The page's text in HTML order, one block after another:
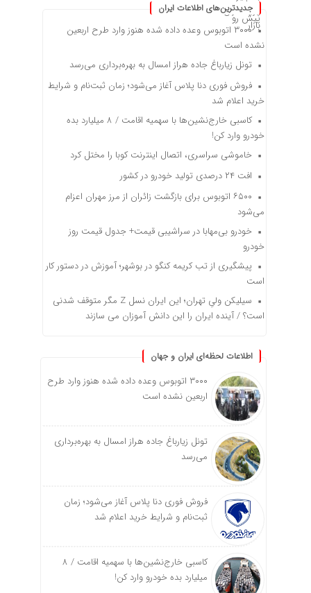
جدیدترین‌های اطلاعات ایران
۳۰۰۰ اتوبوس وعده داده شده هنوز وارد طرح اربعین
نشده است
تونل زیارباغ جاده هراز امسال به بهره‌برداری می‌رسد
فروش فوری دنا پلاس آغاز می‌شود؛ زمان ثبت‌نام و شرایط
خرید اعلام شد
کاسبی خارج‌نشین‌ها با سهمیه اقامت / ۸ میلیارد بده
خودرو وارد کن!
خاموشی سراسری، اتصال اینترنت کوبا را مختل کرد
افت ۲۴ درصدی تولید خودرو در کشور
۶۵۰۰ اتوبوس برای بازگشت زائران از مرز مهران اعزام
می‌شود
خودرو بی‌مهابا در سراشیبی قیمت+ جدول قیمت روز
خودرو
پیشگیری از تب کریمه کنگو در بوشهر؛ آموزش در دستور کار
است
سیلیکن ولیِ تهران؛ این ایران نسل Z مگر متوقف شدنی
است؟ / آینده ایران را این دانش آموزان می سازند
اطلاعات لحظه‌ای ایران و جهان
۳۰۰۰ اتوبوس وعده داده شده هنوز وارد طرح
اربعین نشده است
تونل زیارباغ جاده هراز امسال به بهره‌برداری
می‌رسد
فروش فوری دنا پلاس آغاز می‌شود؛ زمان
ثبت‌نام و شرایط خرید اعلام شد
کاسبی خارج‌نشین‌ها با سهمیه اقامت / ۸
میلیارد بده خودرو وارد کن!